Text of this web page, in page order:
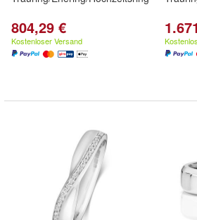
804,29 €
Kostenloser Versand